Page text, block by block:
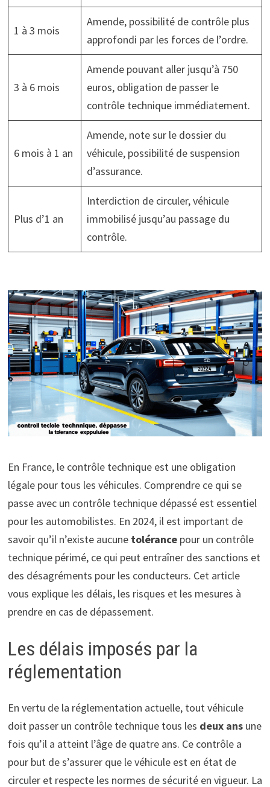
1 à 3 mois
Amende, possibilité de contrôle plus
approfondi par les forces de l’ordre.
3 à 6 mois
Amende pouvant aller jusqu’à 750
euros, obligation de passer le
contrôle technique immédiatement.
6 mois à 1 an
Amende, note sur le dossier du
véhicule, possibilité de suspension
d’assurance.
Plus d’1 an
Interdiction de circuler, véhicule
immobilisé jusqu’au passage du
contrôle.
En France, le contrôle technique est une obligation
légale pour tous les véhicules. Comprendre ce qui se
passe avec un contrôle technique dépassé est essentiel
pour les automobilistes. En 2024, il est important de
savoir qu’il n’existe aucune tolérancepour un contrôle
technique périmé, ce qui peut entraîner des sanctions et
des désagréments pour les conducteurs. Cet article
vous explique les délais, les risques et les mesures à
prendre en cas de dépassement.
Les délais imposés par la
réglementation
En vertu de la réglementation actuelle, tout véhicule
doit passer un contrôle technique tous les deux ansune
fois qu’il a atteint l’âge de quatre ans. Ce contrôle a
pour but de s’assurer que le véhicule est en état de
circuler et respecte les normes de sécurité en vigueur. La